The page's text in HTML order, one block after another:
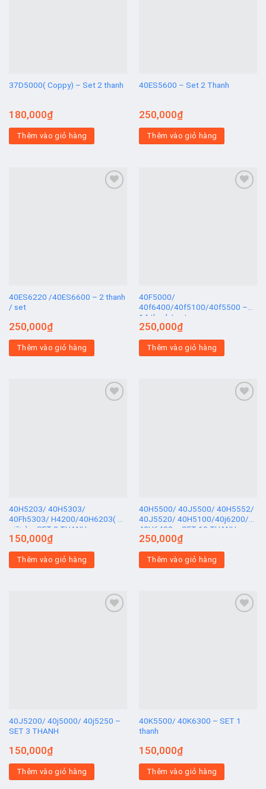
37D5000( Coppy) – Set 2 thanh
180,000₫
Thêm vào giỏ hàng
40ES5600 – Set 2 Thanh
250,000₫
Thêm vào giỏ hàng
40ES6220 /40ES6600 – 2 thanh
/ set
250,000₫
Thêm vào giỏ hàng
40F5000/
40f6400/40f5100/40f5500 –
14 thanh/ set
250,000₫
Thêm vào giỏ hàng
40H5203/ 40H5303/
40Fh5303/ H4200/40H6203( Z
giữa) – SET 3 THANH
150,000₫
Thêm vào giỏ hàng
40H5500/ 40J5500/ 40H5552/
40J5520/ 40H5100/40j6200/
40H6400 – SET 10 THANH
250,000₫
Thêm vào giỏ hàng
40J5200/ 40j5000/ 40j5250 –
SET 3 THANH
150,000₫
Thêm vào giỏ hàng
40K5500/ 40K6300 – SET 1
thanh
150,000₫
Thêm vào giỏ hàng